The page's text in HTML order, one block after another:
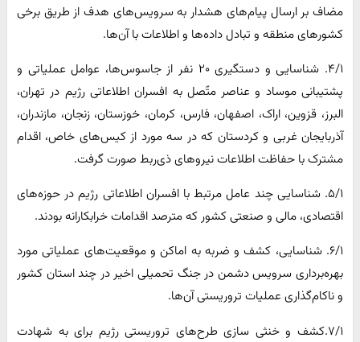
مضاف بر ارسال پیام‌های هشدار به سرویس‌های هدف از طریق برخی
کشورهای منطقه و تبادل داده‌ها و اطلاعات با آن‌ها.
۴/۱. شناسایی و دستگیری ۲۰ نفر از جاسوس‌ها، عوامل عملیاتی و
پشتیبانی موساد و عناصر متّصل به افسران اطلاعاتی رژیم در تهران،
البرز، قزوین، اراک، اصفهان، فارس، کرمان، خوزستان، زنجان، مازندران،
آذربایجان غربی و کردستان که در سه مورد از کیس‌های خاص، اقدام
مشترک با حفاظت اطلاعات نیروهای ذی‌ربط صورت گرفت.
۵/۱. شناسایی چند عامل مرتبط با افسران اطلاعاتی رژیم در حوزه‌های
اقتصادی، مالی و صنعتی کشور که مترصد اقدامات خرابکارانه بودند.
۶/۱. شناسایی، کشف و ضربه به اماکن و موقعیت‌های عملیاتی مورد
بهره‌برداری سرویس دشمن در جنگ تحمیلی اخیر در چند استان کشور
و ناکام‌گذاری عملیات تروریستی آن‌ها.
۷/۱.کشف و خنثی سازی طرح‌های تروریستی رژیم برای به شهادت